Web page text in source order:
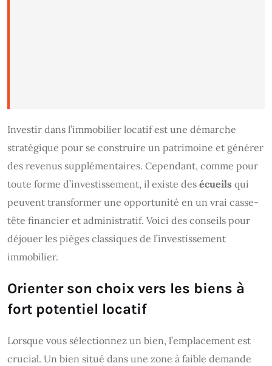
Investir dans l’immobilier locatif est une démarche
stratégique pour se construire un patrimoine et générer
des revenus supplémentaires. Cependant, comme pour
toute forme d’investissement, il existe des écueils qui
peuvent transformer une opportunité en un vrai casse-
tête financier et administratif. Voici des conseils pour
déjouer les pièges classiques de l’investissement
immobilier.
Orienter son choix vers les biens à
fort potentiel locatif
Lorsque vous sélectionnez un bien, l’emplacement est
crucial. Un bien situé dans une zone à faible demande